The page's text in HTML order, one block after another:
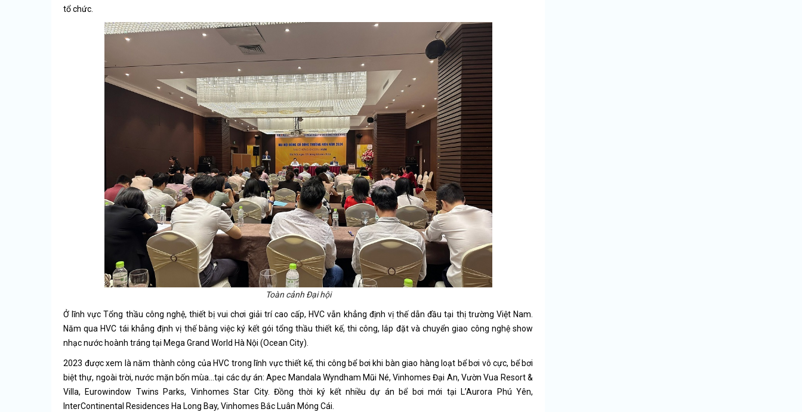
tổ chức.
Toàn cảnh Đại hội
Ở lĩnh vực Tổng thầu công nghệ, thiết bị vui chơi giải trí cao cấp, HVC vẫn khẳng định vị thế dẫn đầu tại thị trường Việt Nam.
Năm qua HVC tái khẳng định vị thế bằng việc ký kết gói tổng thầu thiết kế, thi công, lắp đặt và chuyển giao công nghệ show
nhạc nước hoành tráng tại Mega Grand World Hà Nội (Ocean City).
2023 được xem là năm thành công của HVC trong lĩnh vực thiết kế, thi công bể bơi khi bàn giao hàng loạt bể bơi vô cực, bể bơi
biệt thự, ngoài trời, nước mặn bốn mùa…tại các dự án: Apec Mandala Wyndham Mũi Né, Vinhomes Đại An, Vườn Vua Resort &
Villa, Eurowindow Twins Parks, Vinhomes Star City. Đồng thời ký kết nhiều dự án bể bơi mới tại L’Aurora Phú Yên,
InterContinental Residences Ha Long Bay, Vinhomes Bắc Luân Móng Cái.